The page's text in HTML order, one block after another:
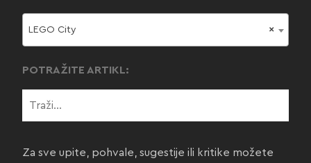
×
LEGO City
POTRAŽITE ARTIKL:
Za sve upite, pohvale, sugestije ili kritike možete